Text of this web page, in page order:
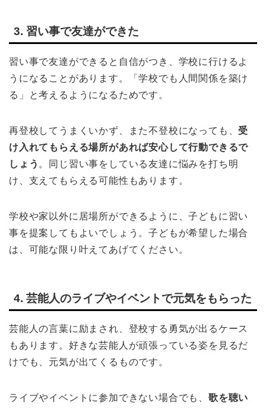
3. 習い事で友達ができた
習い事で友達ができると自信がつき、学校に行けるよ
うになることがあります。「学校でも人間関係を築け
る」と考えるようになるためです。
再登校してうまくいかず、また不登校になっても、 受
け入れてもらえる場所があれば安心して行動できるで
しょう 。同じ習い事をしている友達に悩みを打ち明
け、支えてもらえる可能性もあります。
学校や家以外に居場所ができるように、子どもに習い
事を提案してもよいでしょう。子どもが希望した場合
は、可能な限り叶えてあげてください。
4. 芸能人のライブやイベントで元気をもらった
芸能人の言葉に励まされ、登校する勇気が出るケース
もあります。好きな芸能人が頑張っている姿を見るだ
けでも、元気が出てくるものです。
ライブやイベントに参加できない場合でも、 歌を聴い